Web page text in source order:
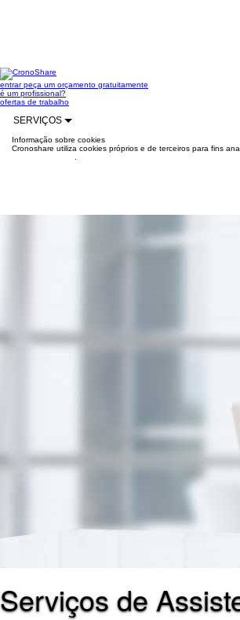
entrarpeça um orçamento gratuitamente
é um profissional?
ofertas de trabalho
SERVIÇOS
Informação sobre cookies
Cronoshare utiliza cookies próprios e de terceiros para fins
Serviços de